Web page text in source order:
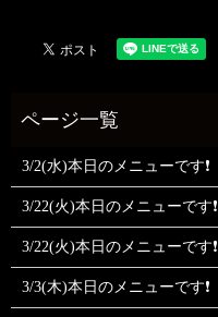
3/2(水)本日のメニューです❗
3/22(火)本日のメニューです❗
3/22(火)本日のメニューです❗
3/3(木)本日のメニューです❗